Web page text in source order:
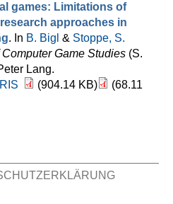
games: Limitations of
approaches in
. In B. Bigl & Stoppe, S.
Game Studies (S.
Lang.
RIS (904.14 KB)
(68.11